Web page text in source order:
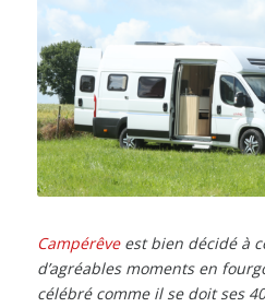
Campérêveest bien décidé à
d’agréables moments en
célébré comme il se doit ses